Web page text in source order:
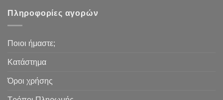
Πληροφορίες αγορών
Ποιοι ήμαστε;
Κατάστημα
Όροι χρήσης